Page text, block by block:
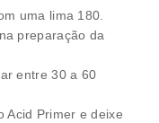
uma lima 180.
preparação da
entre 30 a 60
Acid Primer e deixe